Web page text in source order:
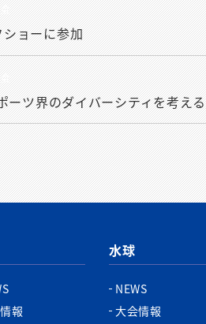
ョーに参加
ーツ界のダイバーシティを考え
報
水球
NEWS
大会情報